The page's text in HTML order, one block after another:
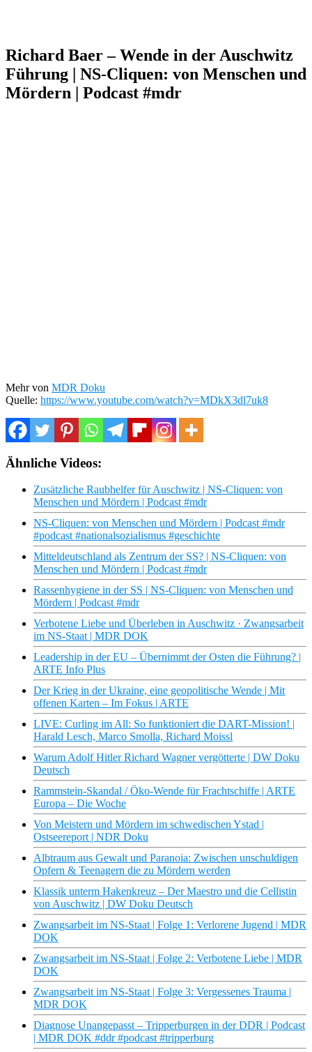
Richard Baer – Wende in der Auschwitz
Führung | NS-Cliquen: von Menschen und
Mördern | Podcast #mdr
Mehr von MDR Doku
Quelle: https://www.youtube.com/watch?v=MDkX3dl7uk8
Ähnliche Videos:
Zusätzliche Raubhelfer für Auschwitz | NS-Cliquen: von
Menschen und Mördern | Podcast #mdr
NS-Cliquen: von Menschen und Mördern | Podcast #mdr
#podcast #nationalsozialismus #geschichte
Mitteldeutschland als Zentrum der SS? | NS-Cliquen: von
Menschen und Mördern | Podcast #mdr
Rassenhygiene in der SS | NS-Cliquen: von Menschen und
Mördern | Podcast #mdr
Verbotene Liebe und Überleben in Auschwitz · Zwangsarbeit
im NS-Staat | MDR DOK
Leadership in der EU – Übernimmt der Osten die Führung? |
ARTE Info Plus
Der Krieg in der Ukraine, eine geopolitische Wende | Mit
offenen Karten – Im Fokus | ARTE
LIVE: Curling im All: So funktioniert die DART-Mission! |
Harald Lesch, Marco Smolla, Richard Moissl
Warum Adolf Hitler Richard Wagner vergötterte | DW Doku
Deutsch
Rammstein-Skandal / Öko-Wende für Frachtschiffe | ARTE
Europa – Die Woche
Von Meistern und Mördern im schwedischen Ystad |
Ostseereport | NDR Doku
Albtraum aus Gewalt und Paranoia: Zwischen unschuldigen
Opfern & Teenagern die zu Mördern werden
Klassik unterm Hakenkreuz – Der Maestro und die Cellistin
von Auschwitz | DW Doku Deutsch
Zwangsarbeit im NS-Staat | Folge 1: Verlorene Jugend | MDR
DOK
Zwangsarbeit im NS-Staat | Folge 2: Verbotene Liebe | MDR
DOK
Zwangsarbeit im NS-Staat | Folge 3: Vergessenes Trauma |
MDR DOK
Diagnose Unangepasst – Tripperburgen in der DDR | Podcast
| MDR DOK #ddr #podcast #tripperburg